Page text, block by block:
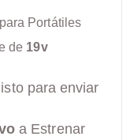
Portátiles
de 19v
para enviar
a Estrenar